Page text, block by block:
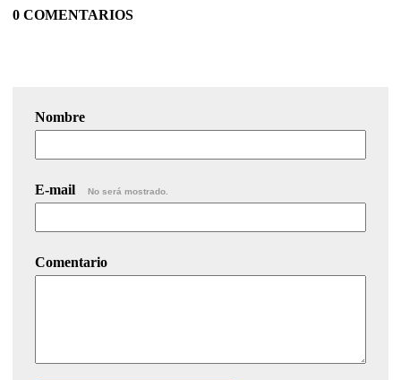
0 COMENTARIOS
Nombre
E-mail No será mostrado.
Comentario